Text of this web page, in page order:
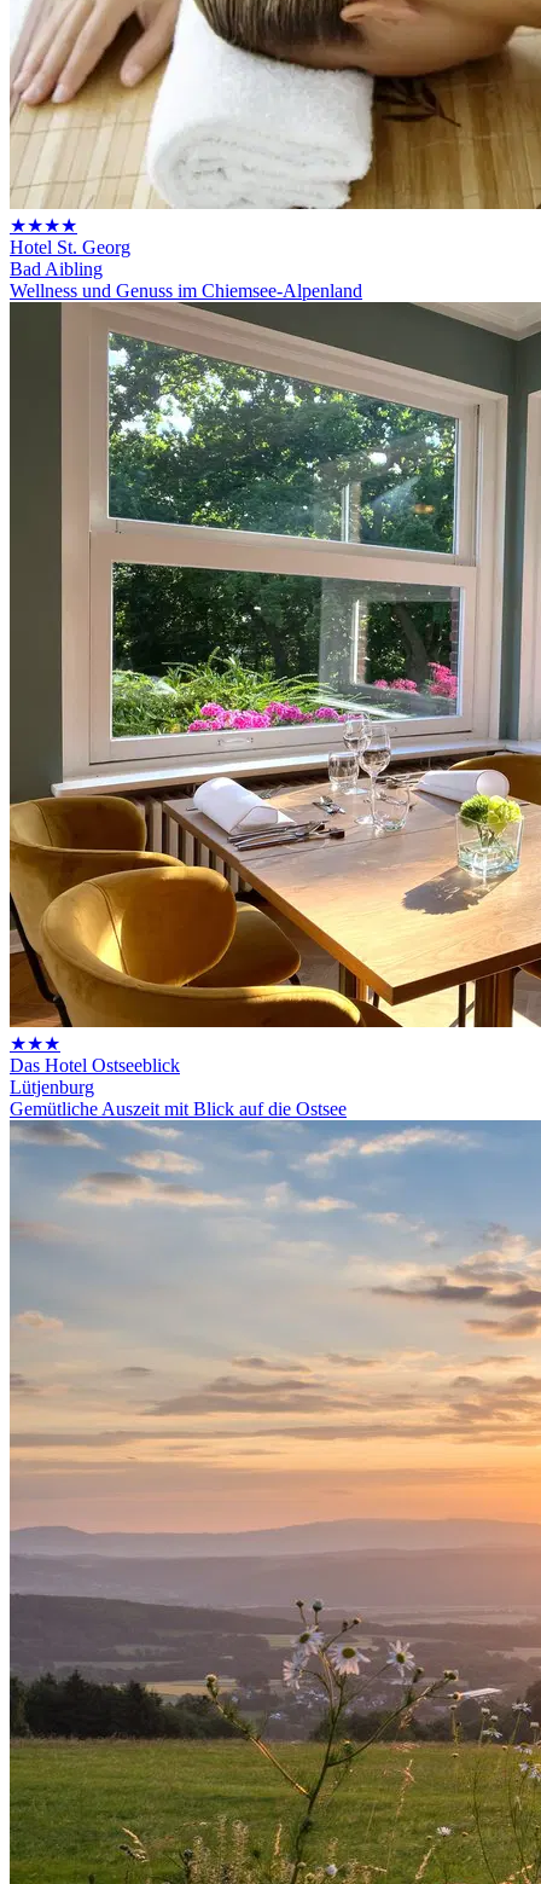
★★★★
Hotel St. Georg
Bad Aibling
Wellness und Genuss im Chiemsee-Alpenland
★★★
Das Hotel Ostseeblick
Lütjenburg
Gemütliche Auszeit mit Blick auf die Ostsee